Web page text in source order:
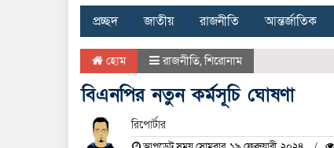
প্রচ্ছদ জাতীয় রাজনীতি আন্তর্জাতিক
হোম রাজনীতি,শিরোনাম
বিএনপির নতুন কর্মসূচি ঘোষণা
রিপোর্টার